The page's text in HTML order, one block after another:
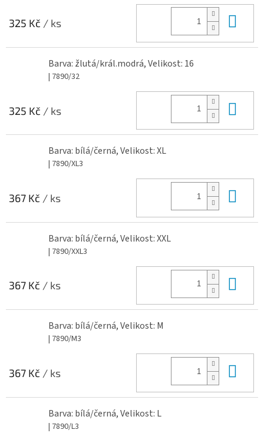
325 Kč / ks
Barva: žlutá/král.modrá, Velikost: 16
| 7890/32
325 Kč / ks
Barva: bílá/černá, Velikost: XL
| 7890/XL3
367 Kč / ks
Barva: bílá/černá, Velikost: XXL
| 7890/XXL3
367 Kč / ks
Barva: bílá/černá, Velikost: M
| 7890/M3
367 Kč / ks
Barva: bílá/černá, Velikost: L
| 7890/L3